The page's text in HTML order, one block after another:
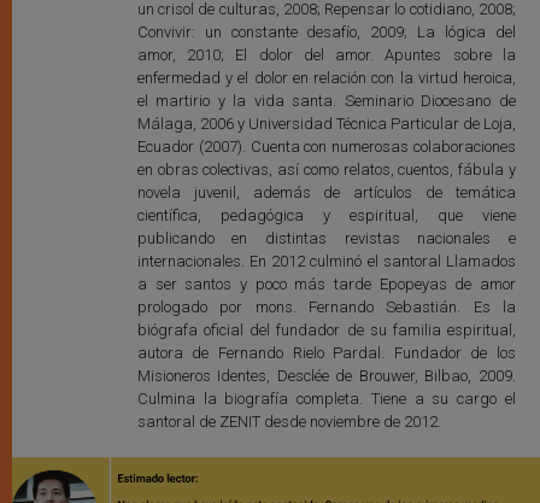
un crisol de culturas, 2008; Repensar lo cotidiano, 2008;
Convivir: un constante desafío, 2009; La lógica del
amor, 2010; El dolor del amor. Apuntes sobre la
enfermedad y el dolor en relación con la virtud heroica,
el martirio y la vida santa. Seminario Diocesano de
Málaga, 2006 y Universidad Técnica Particular de Loja,
Ecuador (2007). Cuenta con numerosas colaboraciones
en obras colectivas, así como relatos, cuentos, fábula y
novela juvenil, además de artículos de temática
científica, pedagógica y espiritual, que viene
publicando en distintas revistas nacionales e
internacionales. En 2012 culminó el santoral Llamados
a ser santos y poco más tarde Epopeyas de amor
prologado por mons. Fernando Sebastián. Es la
biógrafa oficial del fundador de su familia espiritual,
autora de Fernando Rielo Pardal. Fundador de los
Misioneros Identes, Desclée de Brouwer, Bilbao, 2009.
Culmina la biografía completa. Tiene a su cargo el
santoral de ZENIT desde noviembre de 2012.